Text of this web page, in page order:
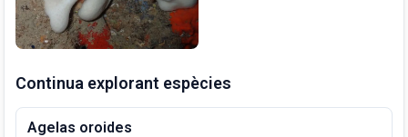
Continua explorant espècies
Agelas oroides